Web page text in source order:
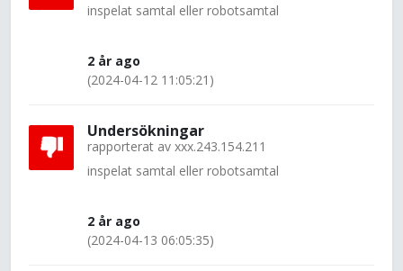
inspelat samtal eller robotsamtal
2 år ago
(2024-04-12 11:05:21)
Undersökningar
rapporterat av xxx.243.154.211
inspelat samtal eller robotsamtal
2 år ago
(2024-04-13 06:05:35)